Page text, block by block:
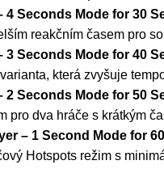
4 Seconds Mode for 30
reakčním časem pro
3 Seconds Mode for 40
která zvyšuje
2 Seconds Mode for 50
pro dva hráče s krátkým
– 1 Second Mode for
Hotspots režim s